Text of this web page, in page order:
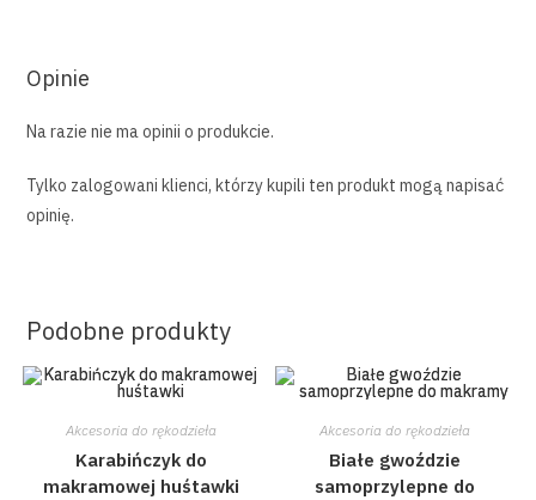
Opinie
Na razie nie ma opinii o produkcie.
Tylko zalogowani klienci, którzy kupili ten produkt mogą napisać
opinię.
Podobne produkty
Akcesoria do rękodzieła
Karabińczyk do
makramowej huśtawki
Akcesoria do rękodzieła
Białe gwoździe
samoprzylepne do